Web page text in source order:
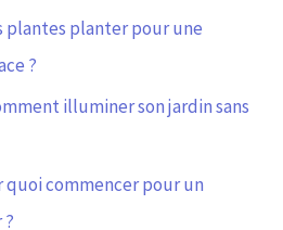
plantes planter pour une
?
illuminer son jardin sans
commencer pour un